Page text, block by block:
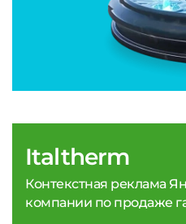
Italtherm
Контекстная реклама
компании по продаже